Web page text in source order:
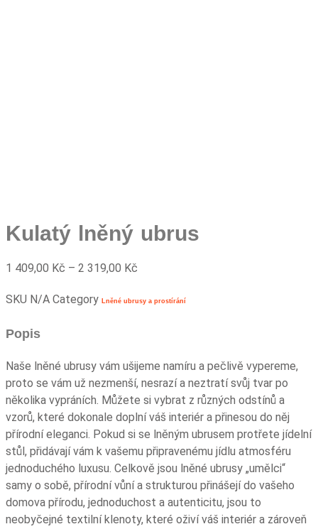
Kulatý lněný ubrus
1 409,00 Kč – 2 319,00 Kč
1
319,00 Kč
SKU N/A Category Lněné ubrusy a prostírání
Popis
Naše lněné ubrusy vám ušijeme namíru a pečlivě vypereme,
proto se vám už nezmenší, nesrazí a neztratí svůj tvar po
několika vypráních. Můžete si vybrat z různých odstínů a
vzorů, které dokonale doplní váš interiér a přinesou do něj
přírodní eleganci. Pokud si se lněným ubrusem protřete jídelní
stůl, přidávají vám k vašemu připravenému jídlu atmosféru
jednoduchého luxusu. Celkově jsou lněné ubrusy „umělci“
samy o sobě, přírodní vůní a strukturou přinášejí do vašeho
domova přírodu, jednoduchost a autenticitu, jsou to
neobyčejné textilní klenoty, které oživí váš interiér a zároveň